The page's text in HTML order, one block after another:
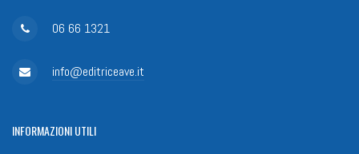
06 66 1321
info@editriceave.it
INFORMAZIONIUTILI